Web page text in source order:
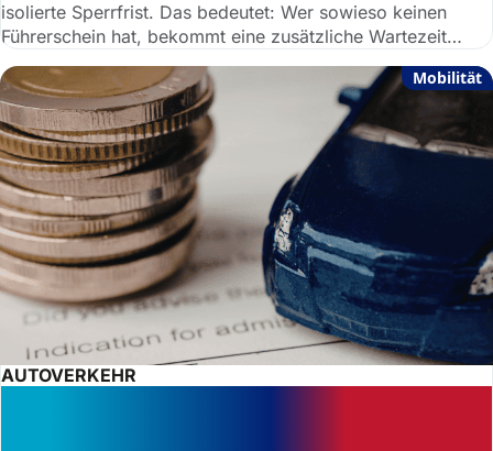
isolierte Sperrfrist. Das bedeutet: Wer sowieso keinen
Führerschein hat, bekommt eine zusätzliche Wartezeit
auferlegt, in der er auch gar keinen beantragen darf. Doch
was viele nicht wissen: Diese Sperre ist kein
Automatismus.
Mobilität
AUTOVERKEHR